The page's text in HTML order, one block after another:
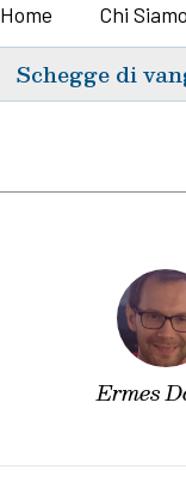
Home Chi Siamo
Schegge di
Ermes